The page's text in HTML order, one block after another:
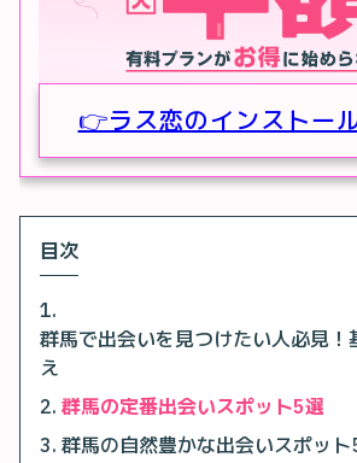
👉ラス恋のインストー
目次
群馬で出会いを見つけたい人必見！
え
群馬の定番出会いスポット5選
群馬の自然豊かな出会いスポット